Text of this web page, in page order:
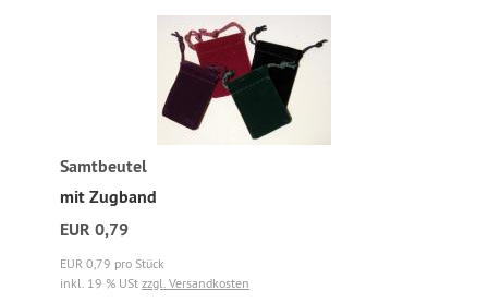
Samtbeutel
mit Zugband
EUR 0,79
EUR 0,79 pro Stück
inkl. 19 % USt zzgl. Versandkosten